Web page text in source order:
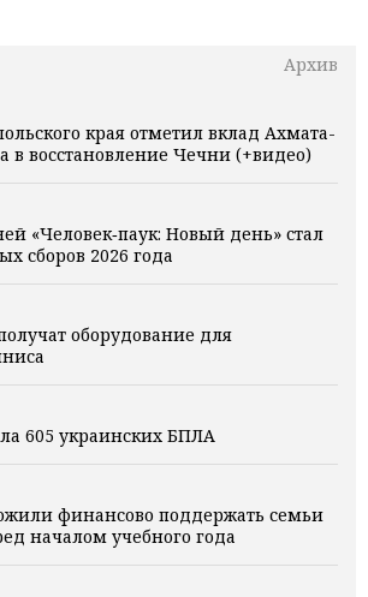
Архив
края отметил вклад Ахмата-
восстановление Чечни (+видео)
«Человек‑паук: Новый день» стал
сборов 2026 года
оборудование для
605 украинских БПЛА
финансово поддержать семьи
началом учебного года